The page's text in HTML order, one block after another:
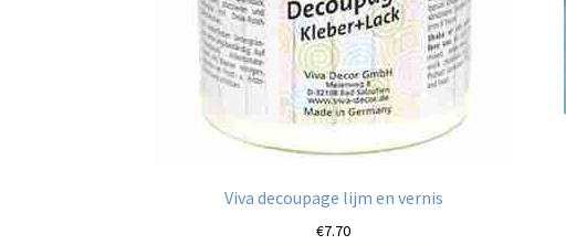
Viva decoupage lijm en vernis
€7.70